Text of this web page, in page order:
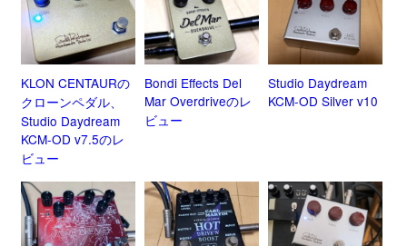
KLON CENTAURの
クローンペダル、
Studio Daydream
KCM-OD v7.5のレ
ビュー
Bondi Effects Del
Mar Overdriveのレ
ビュー
Studio Daydream
KCM-OD Silver v10